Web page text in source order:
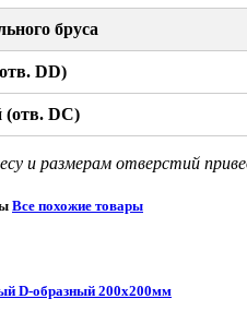
бруса
DD)
DC)
и размерам отверстий
Все похожие товары
D-образный 200х200мм